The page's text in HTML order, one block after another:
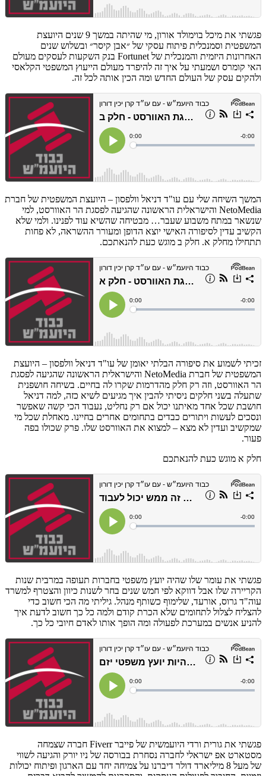
פגשתי את מיכל בוימולד אורון, מי שהיתה במשך 9 שנים היועצת
המשפטית וסמנכלית פיתוח עסקי של ״אבן קיסר״ ובשלוש שנים
האחרונות היזמית והמנכלית של Fortunet בנק השקעות לעסקים מעולם
האי קומרס ושמעתי על איך זה להיפרד מעולם הייעוץ המשפטי הקלאסי
ולהקים עסק של העולם החדש ומה הכין אותה לכל זה.
המשך השיחה שלי עם עו"ד דניאל וולפסון – היועצת המשפטית של חברת
NetoMedia והישראלית הראשונה שהגיעה לפסגת הר האוורסט, למי
שנשאר במתח משבוע שעבר… מבטיחה שהשיא עוד לפנינו. ולמי שלא
הקשיב עדין לסיפורה האישי יוצא הדופן ומעורר ההשראה, לא פחות
תתחילו מחלק א. חלק ב מוגש כעת להנאתכם.
זכיתי לשמוע את סיפורה הבלתי יאומן של עו"ד דניאל וולפסון – היועצת
המשפטית של חברת NetoMedia והישראלית הראשונה שהגיעה לפסגת
הר האוורסט, וזה רק חלק מהדרמות שקרו לה בחיים. בשיחה חושפנית
שתעלה בשני חלקים ניסיתי להבין איך מגיעים לשיא כזה, למה דניאל
חושבת שכל אחד מאיתנו יכול אם רק נחליט, נעבוד הכי קשה שאפשר
ונסכים לעשות ויתורים כבדים בתחומים אחרים בחיינו. מאחלת שכל מי
שמקשיב ועדין לא מצא – למצוא את האוורסט שלו. פרק שכולו בפה
פעור.
חלק א מוגש כעת להנאתכם
פגשתי את עומר שלו שהיה יועץ משפטי בחברות תעופה במרבית שנות
הקריירה שלו אבל דווקא לפי חמש שנים בחר לשנות כיוון והצטרף למשרד
עוה"ד גרוס, אורעד, שלימוף כשותף מנהל. גיליתי מה הכי חשוב כדי
להצליח לצלול לתחומים שלא הכרת קודם ולמה כל כך חשוב לדעת איך
להניע אנשים במערכת לפעולה ומה הופך אותו לאדם חיובי כל כך.
פגשתי את גורית ורדי היועמשית של פייבר Fiverr חברה שצמחה
מסטארט אפ ישראלי לחברה נסחרת בבורסה של ניו יורק והגיעה לשווי
של מעל 8 מיליארד דולר דיברנו על צמיחה יחד עם הארגון ופיתוח יכולות